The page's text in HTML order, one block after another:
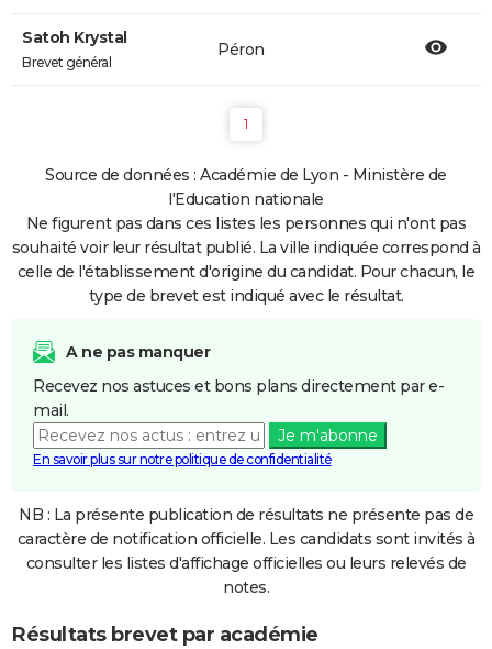
Satoh Krystal
Brevet général
Péron
1
Source de données : Académie de Lyon - Ministère de
l'Education nationale
Ne figurent pas dans ces listes les personnes qui n'ont pas
souhaité voir leur résultat publié. La ville indiquée correspond à
celle de l'établissement d'origine du candidat. Pour chacun, le
type de brevet est indiqué avec le résultat.
A ne pas manquer
Recevez nos astuces et bons plans directement par e-
mail.
Je m'abonne
En savoir plus sur notre politique de confidentialité
NB : La présente publication de résultats ne présente pas de
caractère de notification officielle. Les candidats sont invités à
consulter les listes d'affichage officielles ou leurs relevés de
notes.
Résultats brevet par académie